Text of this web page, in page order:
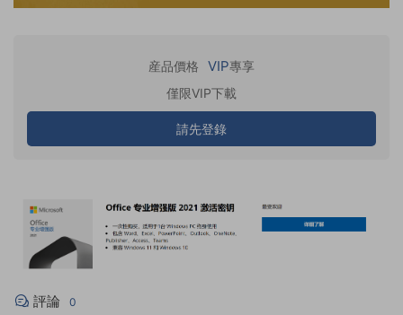
産品價格 VIP專享
僅限VIP下載
請先登錄
評論 0